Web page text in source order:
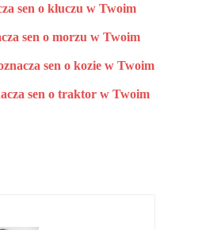
sen o kluczu w Twoim
sen o morzu w Twoim
sen o kozie w Twoim
sen o traktor w Twoim